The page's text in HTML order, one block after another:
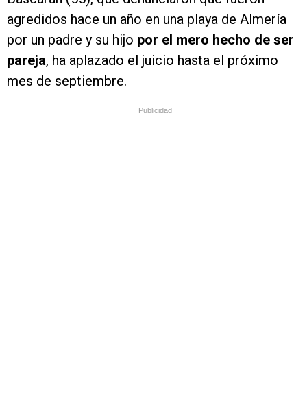
agredidos hace un año en una playa de Almería
por un padre y su hijo por el mero hecho de ser
pareja, ha aplazado el juicio hasta el próximo
mes de septiembre.
Publicidad